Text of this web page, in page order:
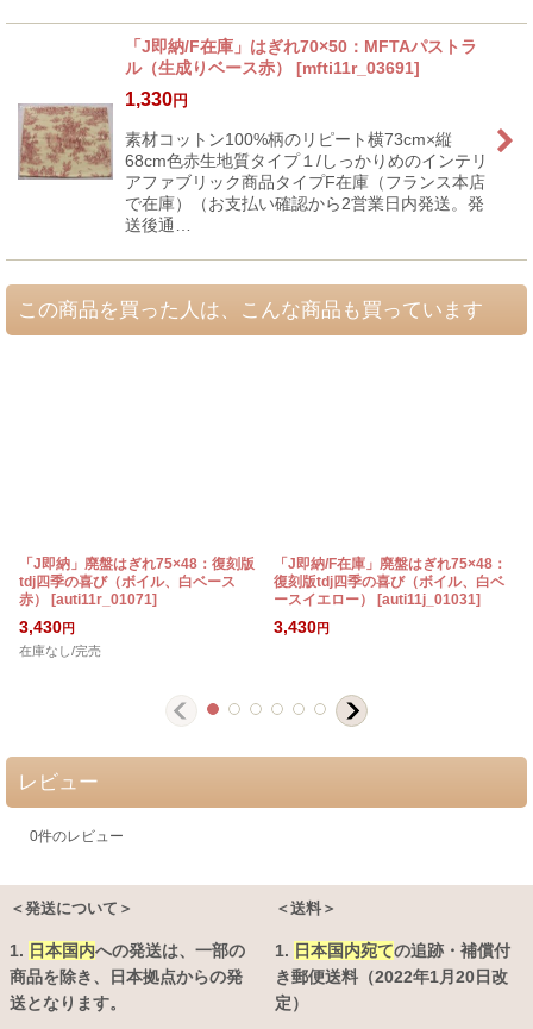
「J即納/F在庫」はぎれ70×50：MFTAパストラ
ル（生成りベース赤）
[mfti11r_03691]
1,330円
素材コットン100%柄のリピート横73cm×縦
68cm色赤生地質タイプ１/しっかりめのインテリ
アファブリック商品タイプF在庫（フランス本店
で在庫）（お支払い確認から2営業日内発送。発
送後通…
この商品を買った人は、こんな商品も買っています
「J即納」廃盤はぎれ75×48：復刻版
tdj四季の喜び（ボイル、白ベース
赤）
[auti11r_01071]
3,430円
在庫なし/完売
「J即納/F在庫」廃盤はぎれ75×48：
復刻版tdj四季の喜び（ボイル、白ベ
ースイエロー）
[auti11j_01031]
3,430円
レビュー
0件のレビュー
＜発送について＞
1. 日本国内への発送は、 一部の
商品を除き、日本拠点からの発
送となります。
＜送料＞
1. 日本国内宛ての追跡・補償付
き郵便送料（2022年1月20日改
定）